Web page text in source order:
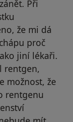
Při
že mi dá
proč
jiní lékaři.
rentgen,
možnost, že
rentgenu